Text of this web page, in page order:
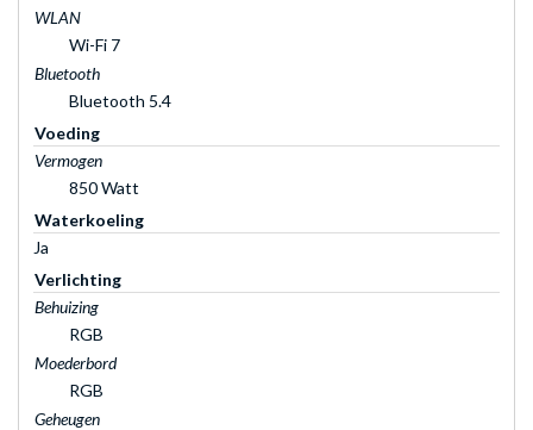
WLAN
Wi-Fi 7
Bluetooth
Bluetooth 5.4
Voeding
Vermogen
850 Watt
Waterkoeling
Ja
Verlichting
Behuizing
RGB
Moederbord
RGB
Geheugen